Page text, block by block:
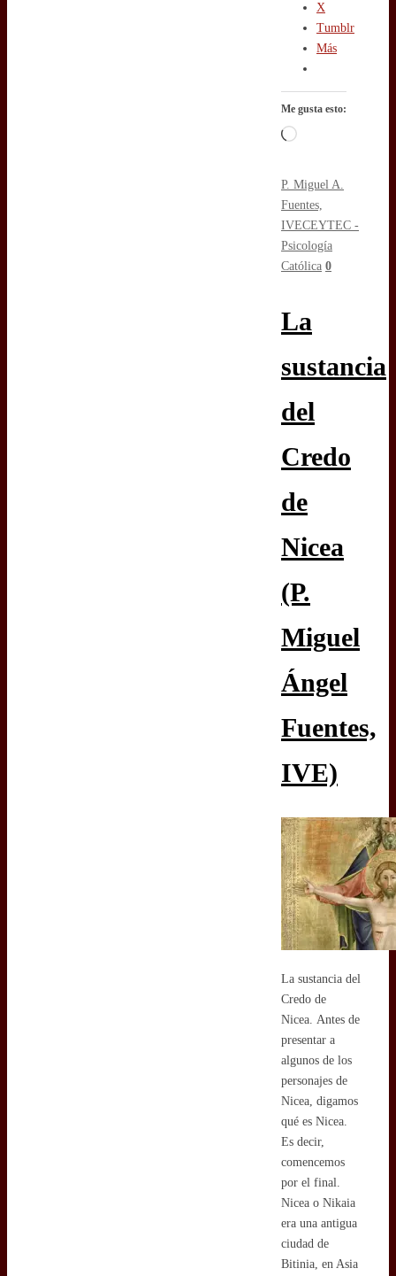
X
Tumblr
Más
Me gusta esto:
Cargando...
P. Miguel A.
Fuentes,
IVECEYTEC -
Psicología
Católica 0
La
sustancia
del
Credo
de
Nicea
(P.
Miguel
Ángel
Fuentes,
IVE)
La sustancia del
Credo de
Nicea. Antes de
presentar a
algunos de los
personajes de
Nicea, digamos
qué es Nicea.
Es decir,
comencemos
por el final.
Nicea o Nikaia
era una antigua
ciudad de
Bitinia, en Asia